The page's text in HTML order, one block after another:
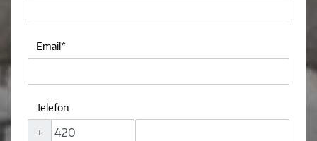
Email
Telefon
+